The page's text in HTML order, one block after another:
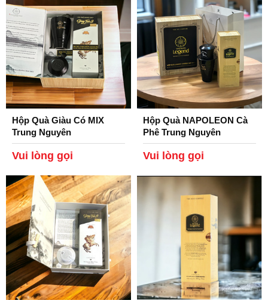
Hộp Quà Giàu Có MIX
Trung Nguyên
Vui lòng gọi
Hộp Quà NAPOLEON Cà
Phê Trung Nguyên
Legend.
Vui lòng gọi